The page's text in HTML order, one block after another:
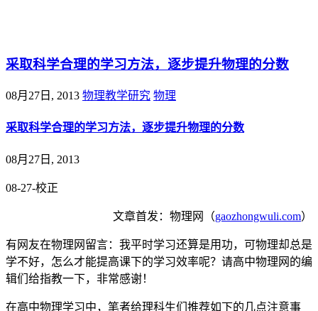
采取科学合理的学习方法，逐步提升物理的分数
08月27日, 2013 物理教学研究 物理
采取科学合理的学习方法，逐步提升物理的分数
08月27日, 2013
08-27-校正
文章首发：物理网（gaozhongwuli.com）
有网友在物理网留言：我平时学习还算是用功，可物理却总是
学不好，怎么才能提高课下的学习效率呢？请高中物理网的编
辑们给指教一下，非常感谢！
在高中物理学习中，笔者给理科生们推荐如下的几点注意事